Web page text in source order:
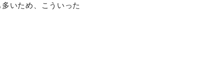
いため、こういった